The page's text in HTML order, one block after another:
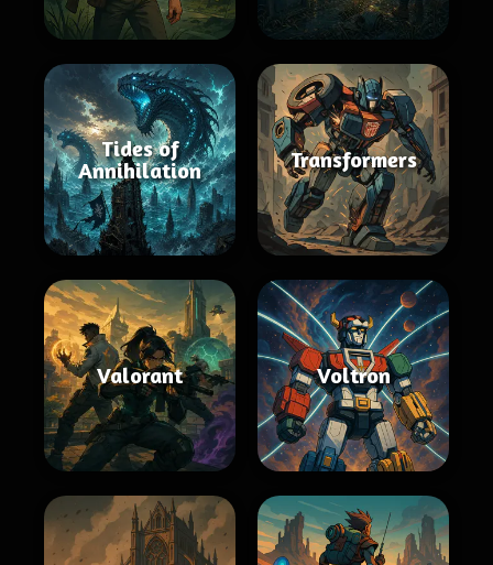
Tides of
Annihilation
Transformers
Valorant Voltron